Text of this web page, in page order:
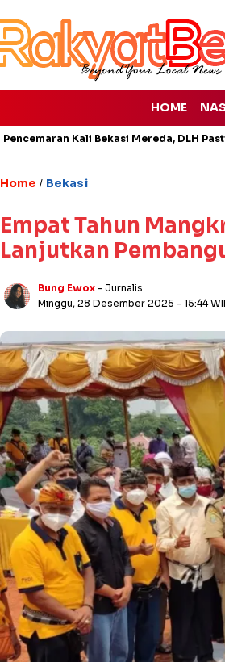
HOME
Pencemaran Kali Bekasi Mereda, DLH
Home / Bekasi
Empat Tahun
Lanjutkan
Bung Ewox - Jurnalis
Minggu, 28 Desember 2025 - 15:44